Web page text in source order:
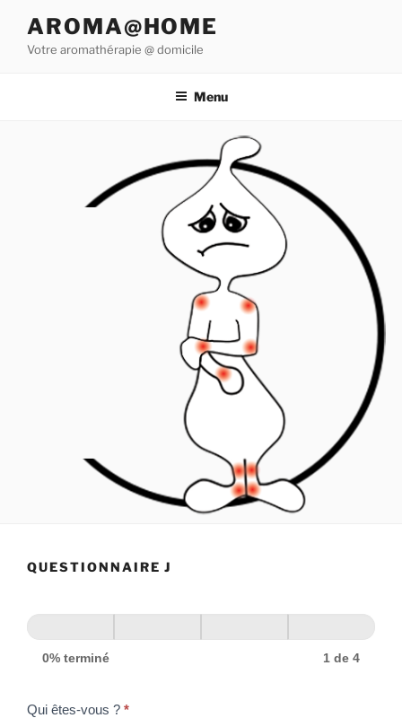
contenu
AROMA@HOME
Votre aromathérapie @ domicile
Menu
QUESTIONNAIRE J
0% terminé 1 de 4
Qui êtes-vous ? *